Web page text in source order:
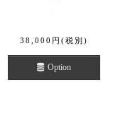
38,000 円 (税別)
Option